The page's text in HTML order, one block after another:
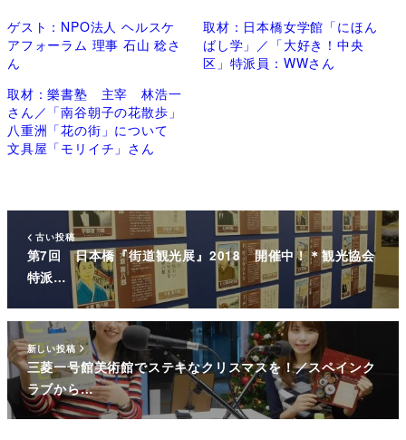
ゲスト：NPO法人 ヘルスケ
アフォーラム 理事 石山 稔さ
ん
取材：日本橋女学館「にほん
ばし学」／「大好き！中央
区」特派員：WWさん
取材：樂書塾 主宰 林浩一
さん／「南谷朝子の花散歩」
八重洲「花の街」について
文具屋「モリイチ」さん
古い投稿
第7回 日本橋『街道観光展』2018 開催中！＊観光協会
特派…
新しい投稿
三菱一号館美術館でステキなクリスマスを！／スペインク
ラブから…